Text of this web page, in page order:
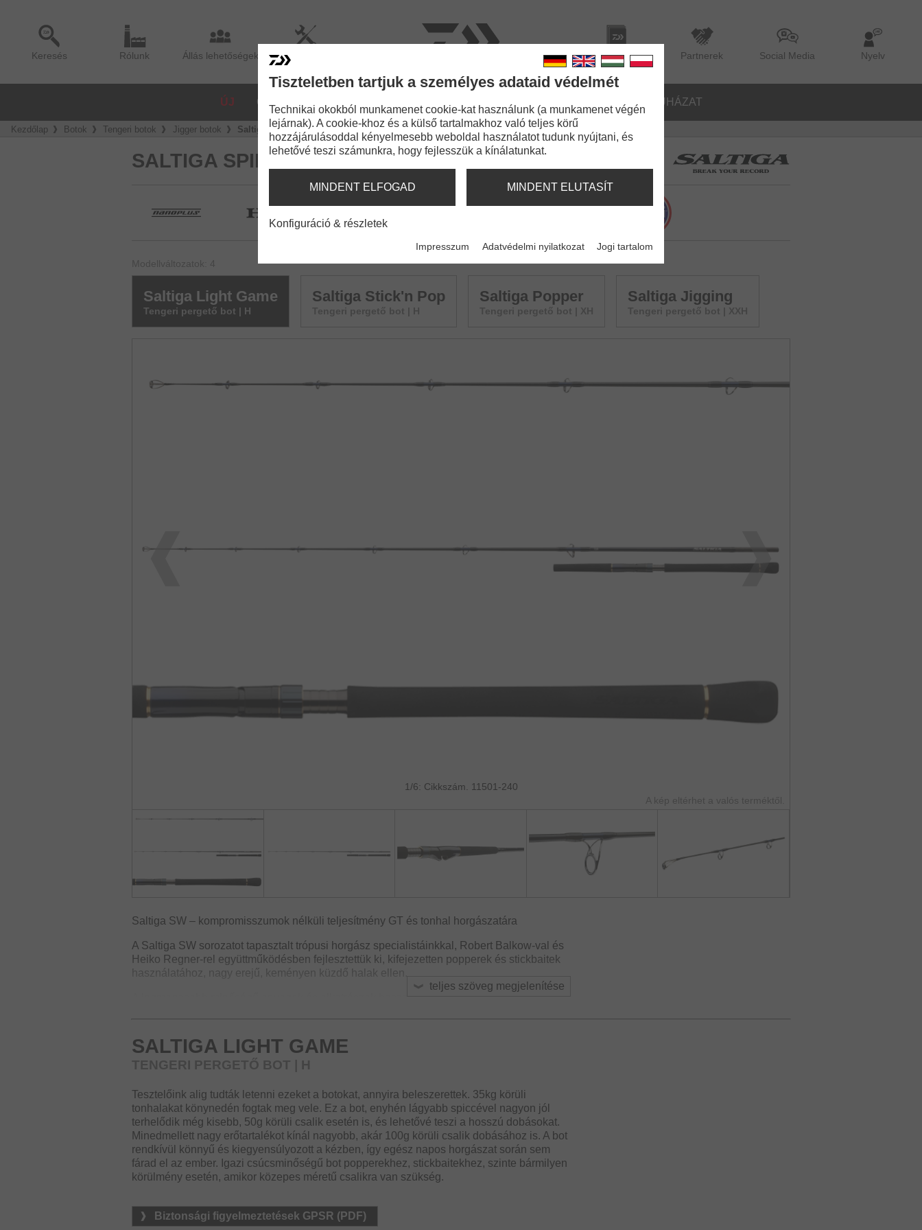
Keresés Rólunk Állás lehetőségek Katalógus Partnerek Social Media Nyelv
ÚJ ORSÓK BOTOK APRÓCIKKEK KIEGÉSZÍTŐK RUHÁZAT
Kezdőlap Botok Tengeri botok Jigger botok Saltiga Light Game
SALTIGA SPIN
Modellváltozatok: 4
Saltiga Light Game
Tengeri pergető bot | H
Saltiga Stick'n Pop
Tengeri pergető bot | H
Saltiga Popper
Tengeri pergető bot | XH
Saltiga Jigging
Tengeri pergető bot | XXH
1/6: Cikkszám. 11501-240
A kép eltérhet a valós terméktől.
teljes szöveg megjelenítése
Saltiga SW – kompromisszumok nélküli teljesítmény GT és tonhal horgászatára
A Saltiga SW sorozatot tapasztalt trópusi horgász specialistáinkkal, Robert Balkow-val és
Heiko Regner-rel együttműködésben fejlesztettük ki, kifejezetten popperek és stickbaitek
használatához, nagy erejű, keményen küzdő halak ellen.
kontrollált csali vezetést, még nehéz popperek, jigek és stickbaitek esetén is.
A Saltiga SW botok gerince hatalmas erőt és tartalékokat biztosít, amelyek lehetővé teszik
tartsuk őket a zátonyoktól és egyéb akadályoktól. A gyors spiccakció lenyűgöző
dobótávolságokat eredményez.
A kiváló minőségű, eredeti Fuji SiC K-gyűrűk plusz kötést kaptak, így extra védelmet
nyújtanak a blanknak, és a legnagyobb terhelést és nyomást is megbízhatóan bírják.
A Saltiga sorozat exkluzív botvége maximális kényelmet biztosít a hosszú fárasztások
során. A Light Game modellek emellett az exkluzív Zero Seat orsótartóval vannak
Saltiga – azoknak a horgászoknak, akik a végleteket célozzák meg, és nem kötnek
SALTIGA LIGHT GAME
TENGERI PERGETŐ BOT | H
Tesztelőink alig tudták letenni ezeket a botokat, annyira beleszerettek. 35kg körüli
tonhalakat könynedén fogtak meg vele. Ez a bot, enyhén lágyabb spiccével nagyon jól
terhelődik még kisebb, 50g körüli csalik esetén is, és lehetővé teszi a hosszú dobásokat.
Minedmellett nagy erőtartalékot kínál nagyobb, akár 100g körüli csalik dobásához is. A bot
rendkívül könnyű és kiegyensúlyozott a kézben, így egész napos horgászat során sem
fárad el az ember. Igazi csúcsminőségű bot popperekhez, stickbaitekhez, szinte bármilyen
körülmény esetén, amikor közepes méretű csalikra van szükség.
Biztonsági figyelmeztetések GPSR (PDF)
Tiszteletben tartjuk a személyes adataid védelmét
Technikai okokból munkamenet cookie-kat használunk (a munkamenet végén
lejárnak). A cookie-khoz és a külső tartalmakhoz való teljes körű
hozzájárulásoddal kényelmesebb weboldal használatot tudunk nyújtani, és
lehetővé teszi számunkra, hogy fejlesszük a kínálatunkat.
MINDENT ELFOGAD MINDENT ELUTASÍT
Konfiguráció & részletek
Impresszum Adatvédelmi nyilatkozat Jogi tartalom